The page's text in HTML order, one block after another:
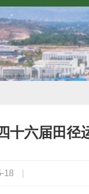
十六届田径
18 |